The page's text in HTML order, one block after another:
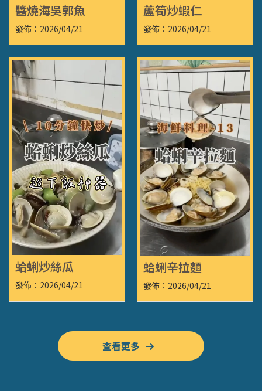
醬燒海吳郭魚
發佈：2026/04/21
蘆筍炒蝦仁
發佈：2026/04/21
蛤蜊炒絲瓜
發佈：2026/04/21
蛤蜊辛拉麵
發佈：2026/04/21
查看更多